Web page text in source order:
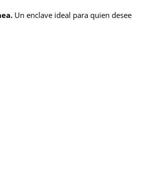
Un enclave ideal para quien desee